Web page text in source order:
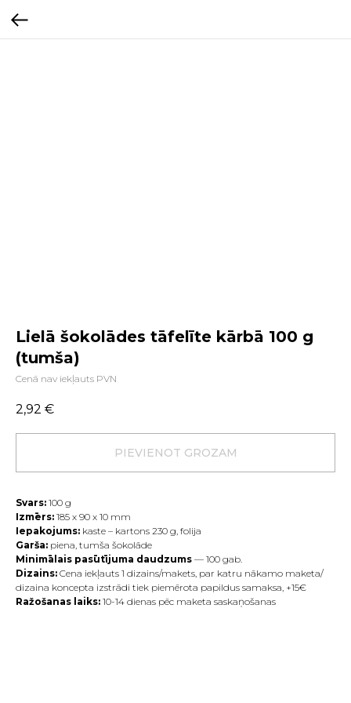
Lielā šokolādes tāfelīte kārbā 100 g
(tumša)
Cenā nav iekļauts PVN
2,92 €
PIEVIENOT GROZAM
Svars: 100 g
Izmērs: 185 х 90 х 10 mm
Iepakojums: kaste – kartons 230 g, folija
Garša: piena, tumša šokolāde
Minimālais pasūtījuma daudzums — 100 gab.
Dizains: Cena iekļauts 1 dizains/makets, par katru nākamo maketa/
dizaina koncepta izstrādi tiek piemērota papildus samaksa, +15€
Ražošanas laiks: 10-14 dienas pēc maketa saskaņošanas